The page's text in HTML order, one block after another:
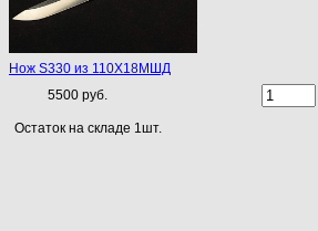
Нож S330 из 110Х18МШД
5500 руб.
Остаток на складе 1шт.